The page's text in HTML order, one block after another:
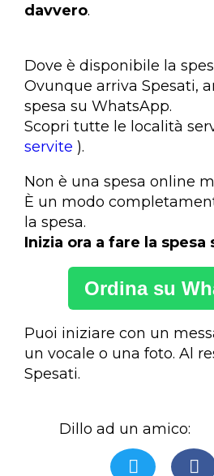
davvero.
Dove è disponibile la
Ovunque arriva Spesati,
spesa su WhatsApp.
Scopri tutte le località
servite).
Non è una spesa online
È un modo
la spesa.
Inizia ora a fare la spesa
Ordina su
Puoi iniziare con un
un vocale o una foto. Al
Spesati.
Dillo ad un amico: